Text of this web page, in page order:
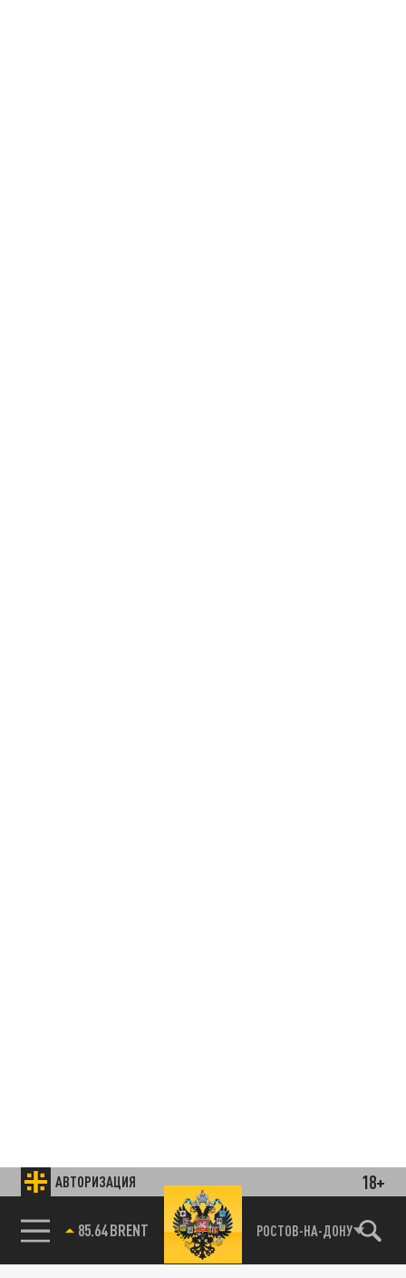
АВТОРИЗАЦИЯ 18+
85.64 BRENT РОСТОВ-НА-ДОНУ